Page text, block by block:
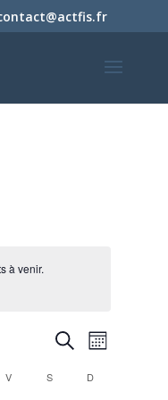
à venir.
Recherche
navigation
Recherche
de
Mois
V S D